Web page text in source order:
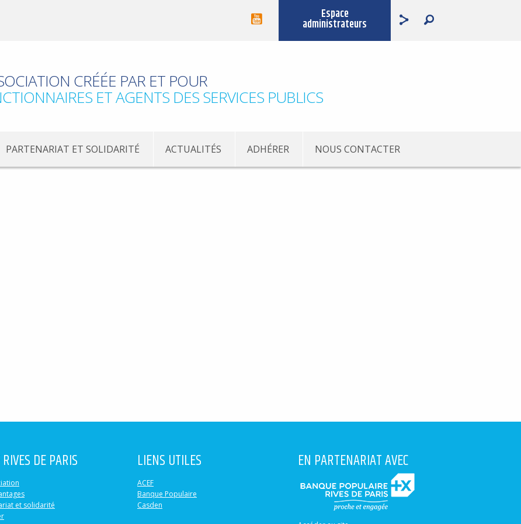
Espace
administrateurs
CRÉÉE PAR ET POUR
ET AGENTS DES SERVICES PUBLICS
PARTENARIAT ET SOLIDARITÉ ACTUALITÉS ADHÉRER NOUS CONTACTER
DE PARIS
et solidarité
LIENS UTILES
ACEF
Banque Populaire
Casden
EN PARTENARIAT AVEC